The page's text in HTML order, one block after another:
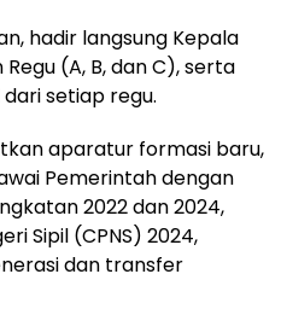
hadir langsung Kepala
(A, B, dan C), serta
setiap regu.
aparatur formasi baru,
Pemerintah dengan
2022 dan 2024,
Sipil (CPNS) 2024,
dan transfer